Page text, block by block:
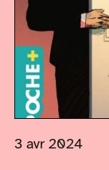
3 avr 2024